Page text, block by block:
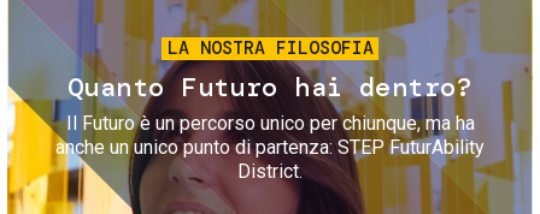
LA NOSTRA FILOSOFIA
Quanto Futuro hai dentro?
Il Futuro è un percorso unico per chiunque, ma ha
anche un unico punto di partenza: STEP FuturAbility
District.